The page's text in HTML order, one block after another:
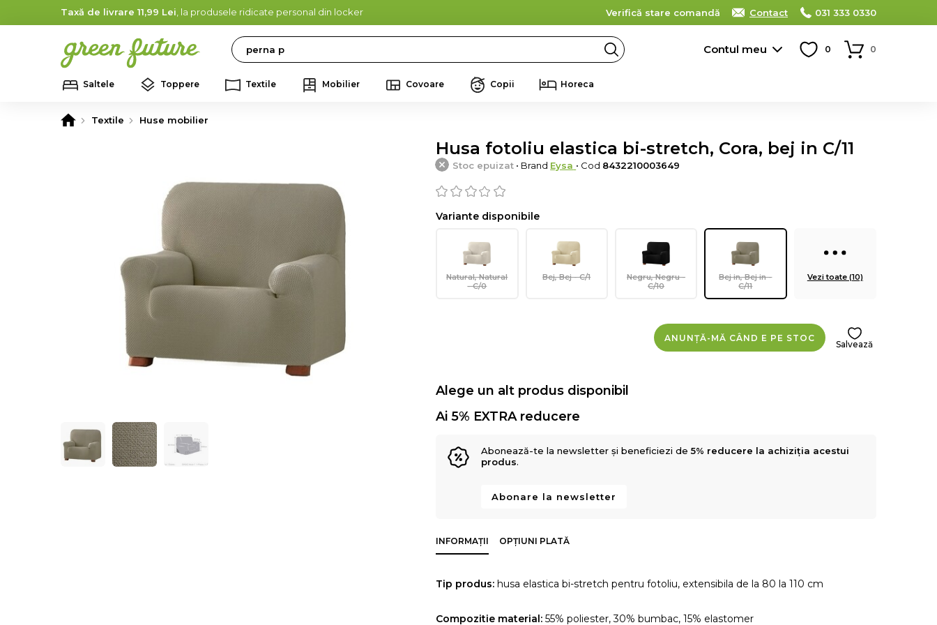
Taxă de livrare 11,99 Lei , la produsele ridicate personal din locker Verifică stare comandă Contact 031 333 0330
Search Contul meu 0 0
Saltele Toppere Textile Mobilier Covoare Copii Horeca
Textile Huse mobilier
Husa fotoliu elastica bi-stretch, Cora, bej in C/11
Stoc epuizat • Brand Eysa • Cod 8432210003649
Variante disponibile
Natural, Natural
- C/0
Bej, Bej - C/1
Negru, Negru -
C/10
Bej in, Bej in -
C/11
Vezi toate (10)
ANUNȚĂ-MĂ CÂND E PE STOC
Salvează
Alege un alt produs disponibil
Ai 5% EXTRA reducere
Abonează-te la newsletter și beneficiezi de5% reducere la achiziția acestui
produs.
Abonare la newsletter
INFORMAȚII OPȚIUNI PLATĂ
Tip produs: husa elastica bi-stretch pentru fotoliu, extensibila de la 80 la 110 cm
Compozitie material: 55% poliester, 30% bumbac, 15% elastomer